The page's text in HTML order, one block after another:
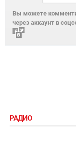
Вы можете
через аккаунт в
РАДИО